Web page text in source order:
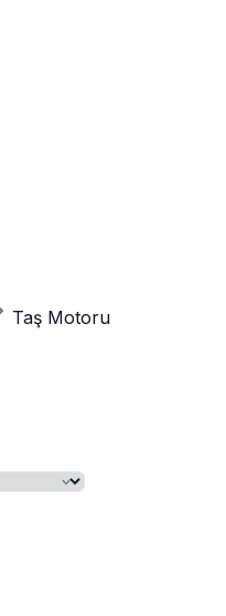
Taş Motoru